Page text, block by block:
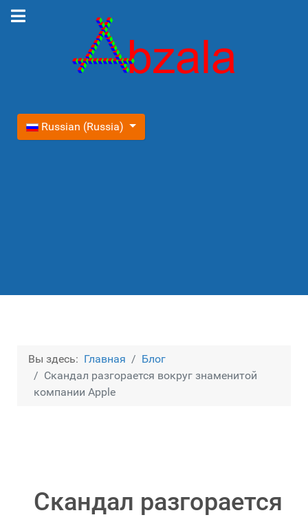
Выберите язык
Russian (Russia)
Вы здесь: Главная
Блог
Скандал разгорается вокруг знаменитой
компании Apple
Скандал разгорается